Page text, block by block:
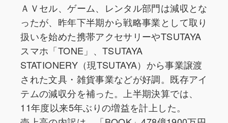
ＡＶセル、ゲーム、レンタル部門は減収とな
ったが、昨年下半期から戦略事業として取り
扱いを始めた携帯アクセサリーやTSUTAYA
スマホ「TONE」、TSUTAYA
STATIONERY（現TSUTAYA）から事業譲渡
された文具・雑貨事業などが好調。既存アイ
テムの減収分を補った。上半期決算では、
11年度以来5年ぶりの増益を計上した。